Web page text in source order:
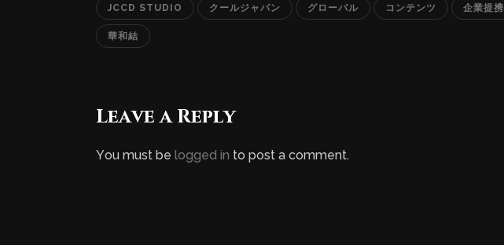
JCCD STUDIO クールジャパン グローバル コンテンツ 企業提携
華和結
Leave a Reply
You must be logged in to post a comment.